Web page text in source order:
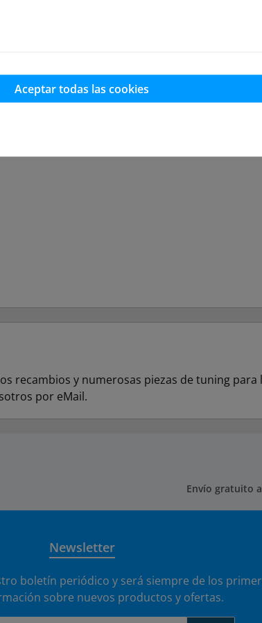
recambios y numerosas piezas de tuning para
por eMail.
Envío gratuito
Newsletter
boletín periódico y será siempre de los
sobre nuevos productos y ofertas.
Aceptar todas las cookies